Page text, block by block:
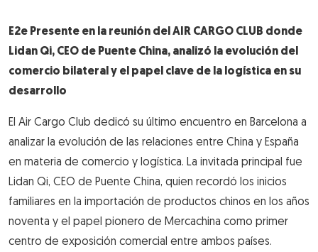
E2e Presente en la reunión del AIR CARGO CLUB donde
Lidan Qi, CEO de Puente China, analizó la evolución del
comercio bilateral y el papel clave de la logística en su
desarrollo
El Air Cargo Club dedicó su último encuentro en Barcelona a
analizar la evolución de las relaciones entre China y España
en materia de comercio y logística. La invitada principal fue
Lidan Qi, CEO de Puente China, quien recordó los inicios
familiares en la importación de productos chinos en los años
noventa y el papel pionero de Mercachina como primer
centro de exposición comercial entre ambos países.